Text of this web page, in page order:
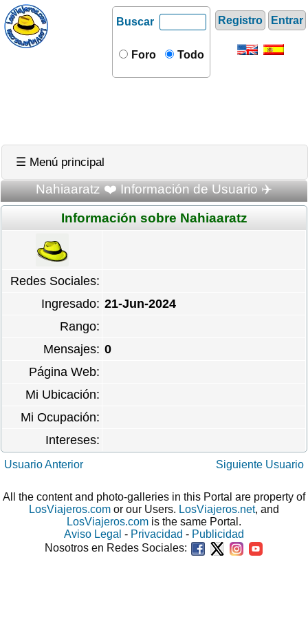
Registro Entrar
Buscar
Foro Todo
☰ Menú principal
Nahiaaratz ❤️ Información de Usuario ✈️
Información sobre Nahiaaratz
Redes Sociales:
Ingresado: 21-Jun-2024
Rango:
Mensajes: 0
Página Web:
Mi Ubicación:
Mi Ocupación:
Intereses:
Usuario Anterior Siguiente Usuario
All the content and photo-galleries in this Portal are property of
LosViajeros.com or our Users. LosViajeros.net, and
LosViajeros.com is the same Portal.
Aviso Legal - Privacidad - Publicidad
Nosotros en Redes Sociales: